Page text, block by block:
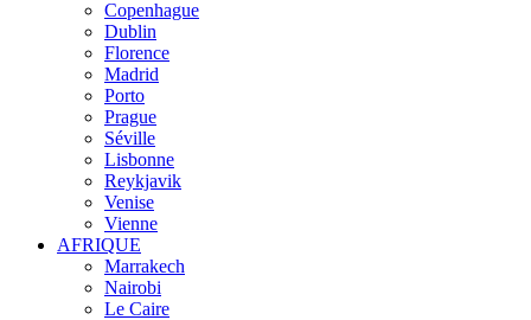
Copenhague
Dublin
Florence
Madrid
Porto
Prague
Séville
Lisbonne
Reykjavik
Venise
Vienne
AFRIQUE
Marrakech
Nairobi
Le Caire